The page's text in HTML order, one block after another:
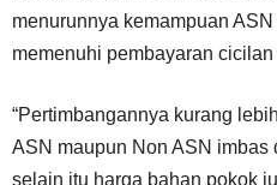
menurunnya kemampuan
memenuhi pembayaran
“Pertimbangannya kurang
ASN maupun Non ASN imbas
selain itu harga bahan pokok